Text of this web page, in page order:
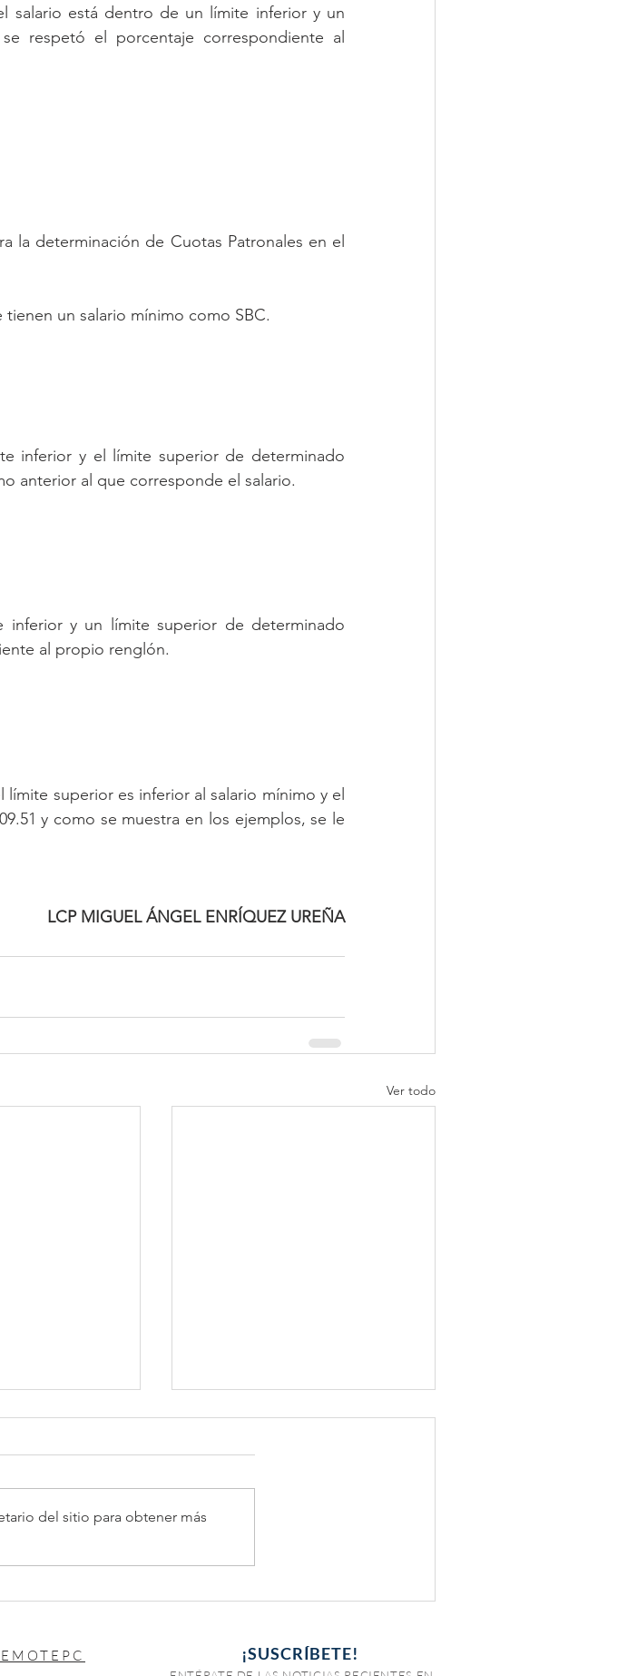
salario está dentro de un límite inferior y un
respetó el porcentaje correspondiente al
la determinación de Cuotas Patronales en el
un salario mínimo como SBC.
inferior y el límite superior de determinado
anterior al que corresponde el salario.
y un límite superior de determinado
al propio renglón.
superior es inferior al salario mínimo y el
y como se muestra en los ejemplos, se le
LCP MIGUEL ÁNGEL ENRÍQUEZ UREÑA
Ver todo
Exentos de ISR para
del sitio para obtener más
¡SUSCRÍBETE!